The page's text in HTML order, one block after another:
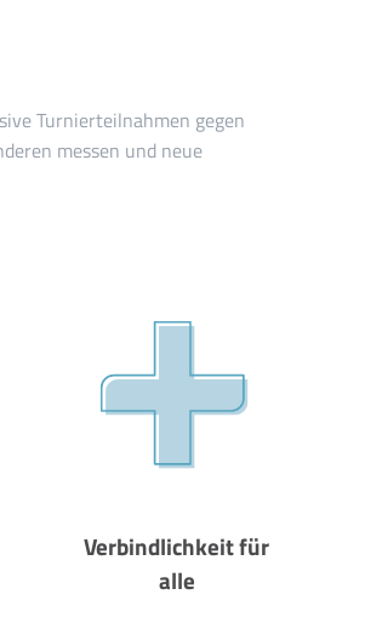
Turnierteilnahmen gegen
messen und neue
Verbindlichkeit für
alle